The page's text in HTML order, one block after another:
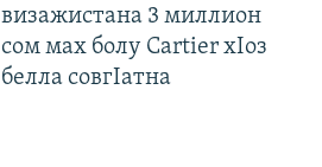
визажистана 3 миллион
сом мах болу Cartier хIоз
белла совгIатна